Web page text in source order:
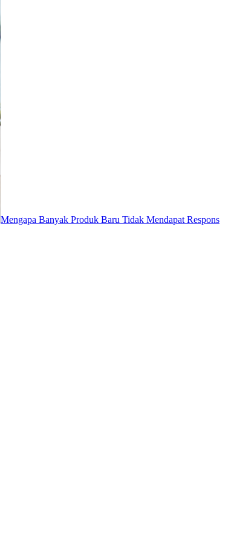
Mengapa Banyak Produk Baru Tidak Mendapat Respons